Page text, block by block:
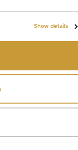
Show details